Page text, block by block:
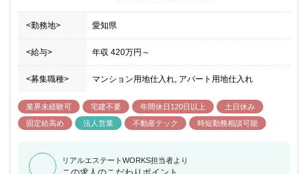
<勤務地> 愛知県
<給与> 年収 420万円 ～
<募集職種> マンション用地仕入れ, アパート用地仕入れ
業界未経験可 宅建不要 年間休日120日以上
土日休み
固定給高め
法人営業 不動産テック 時短勤務相談可能
リアルエステートWORKS担当者より